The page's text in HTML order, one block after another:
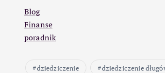
Blog
Finanse
poradnik
dziedziczenie dziedziczenie